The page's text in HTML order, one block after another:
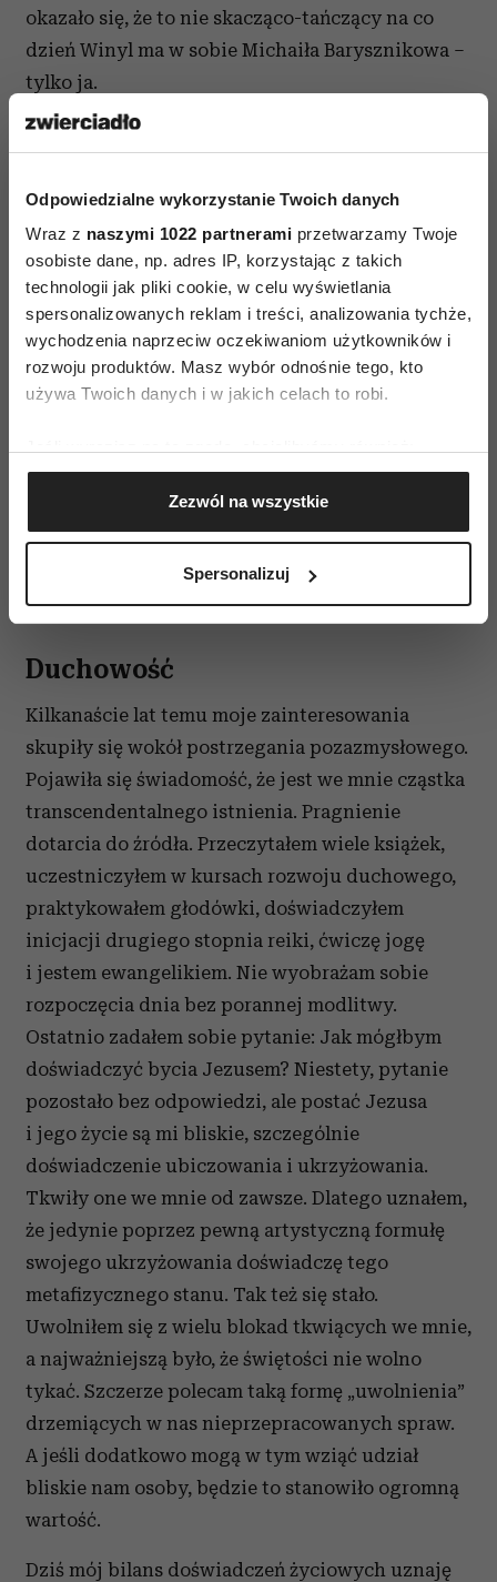
Odpowiedzialne wykorzystanie Twoich danych
Wraz z naszymi 1022 partnerami przetwarzamy Twoje
osobiste dane, np. adres IP, korzystając z takich
technologii jak pliki cookie, w celu wyświetlania
spersonalizowanych reklam i treści, analizowania tychże,
wychodzenia naprzeciw oczekiwaniom użytkowników i
rozwoju produktów. Masz wybór odnośnie tego, kto
używa Twoich danych i w jakich celach to robi.
Gromadzić dane dotyczące Twojej lokalizacji
geograficznej z dokładnością nawet do kilku metrów
Identyfikować Twoje urządzenie, aktywnie
(fingerprinting, czyli wirtualny odcisk palca)
sekcji szczegółów
Wykorzystujemy pliki cookie do spersonalizowania treści
i reklam, aby oferować funkcje społecznościowe i
analizować ruch w naszej witrynie. Informacje o tym, jak
korzystasz z naszej witryny, udostępniamy partnerom
społecznościowym, reklamowym i analitycznym.
Partnerzy mogą połączyć te informacje z innymi danymi
otrzymanymi od Ciebie lub uzyskanymi podczas
korzystania z ich usług.
Zezwól na wszystkie
Spersonalizuj
okazało się, że to nie skacząco-tańczący na co
dzień Winyl ma w sobie Michaiła Barysznikowa –
tylko ja.
Czytaj także
Ulecz się z choroby niedoczasu
– jak żyć w rytmie slow?
Duchowość
Kilkanaście lat temu moje zainteresowania
skupiły się wokół postrzegania pozazmysłowego.
Pojawiła się świadomość, że jest we mnie cząstka
transcendentalnego istnienia. Pragnienie
dotarcia do źródła. Przeczytałem wiele książek,
uczestniczyłem w kursach rozwoju duchowego,
praktykowałem głodówki, doświadczyłem
inicjacji drugiego stopnia reiki, ćwiczę jogę
i jestem ewangelikiem. Nie wyobrażam sobie
rozpoczęcia dnia bez porannej modlitwy.
Ostatnio zadałem sobie pytanie: Jak mógłbym
doświadczyć bycia Jezusem? Niestety, pytanie
pozostało bez odpowiedzi, ale postać Jezusa
i jego życie są mi bliskie, szczególnie
doświadczenie ubiczowania i ukrzyżowania.
Tkwiły one we mnie od zawsze. Dlatego uznałem,
że jedynie poprzez pewną artystyczną formułę
swojego ukrzyżowania doświadczę tego
metafizycznego stanu. Tak też się stało.
Uwolniłem się z wielu blokad tkwiących we mnie,
a najważniejszą było, że świętości nie wolno
tykać. Szczerze polecam taką formę „uwolnienia”
drzemiących w nas nieprzepracowanych spraw.
A jeśli dodatkowo mogą w tym wziąć udział
bliskie nam osoby, będzie to stanowiło ogromną
wartość.
Dziś mój bilans doświadczeń życiowych uznaję